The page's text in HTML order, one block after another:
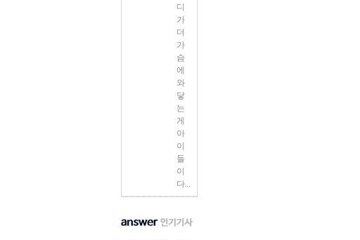
디
가
더
가
슴
에
와
닿
는
게
아
이
들
이
다...